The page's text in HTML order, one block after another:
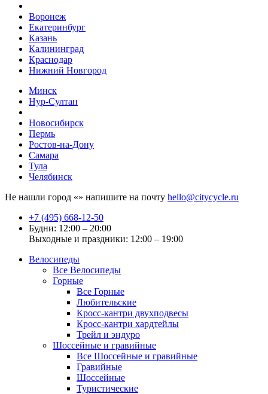
Воронеж
Екатеринбург
Казань
Калининград
Краснодар
Нижний Новгород
Минск
Нур-Султан
Новосибирск
Пермь
Ростов-на-Дону
Самара
Тула
Челябинск
Не нашли город «» напишите на почту hello@citycycle.ru
+7 (495) 668-12-50
Будни: 12:00 – 20:00
Выходные и праздники: 12:00 – 19:00
Велосипеды
Все Велосипеды
Горные
Все Горные
Любительские
Кросс-кантри двухподвесы
Кросс-кантри хардтейлы
Трейл и эндуро
Шоссейные и гравийные
Все Шоссейные и гравийные
Гравийные
Шоссейные
Туристические